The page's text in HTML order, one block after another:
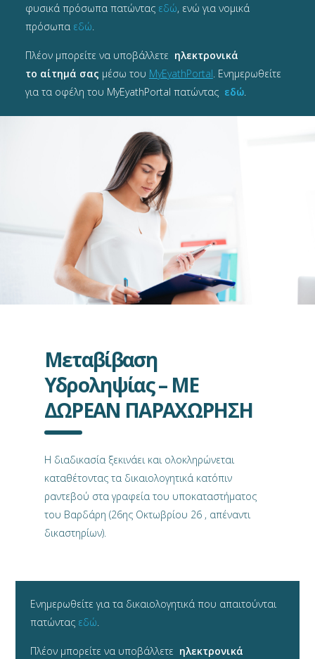
φυσικά πρόσωπα πατώντας εδώ, ενώ για νομικά
πρόσωπα εδώ
Πλέον μπορείτε να υποβάλλετε ηλεκτρονικά
το αίτημά σας μέσω του MyEyathPortal . Ενημερωθείτε
για τα οφέλη του MyEyathPortal πατώντας εδώ.
Μεταβίβαση
Υδροληψίας – ΜΕ
ΔΩΡΕΑΝ ΠΑΡΑΧΩΡΗΣΗ
Η διαδικασία ξεκινάει και ολοκληρώνεται
καταθέτοντας τα δικαιολογητικά κατόπιν
ραντεβού στα γραφεία του υποκαταστήματος
του Βαρδάρη (26ης Οκτωβρίου 26 , απέναντι
δικαστηρίων).
Ενημερωθείτε για τα δικαιολογητικά που απαιτούνται
πατώντας εδώ.
Πλέον μπορείτε να υποβάλλετε ηλεκτρονικά